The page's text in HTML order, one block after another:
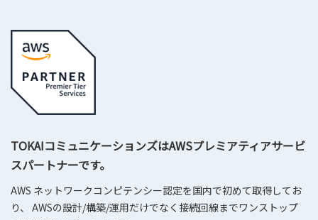
TOKAIコミュニケーションズはAWSプレミアティアサービ
スパートナーです。
AWS ネットワークコンピテンシー認定を国内で初めて取得してお
り、 AWSの設計/構築/運用だけでなく接続回線までワンストップ